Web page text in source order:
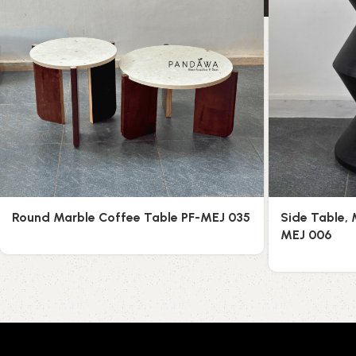
Round Marble Coffee Table PF-MEJ 035
Side Table,
MEJ 006